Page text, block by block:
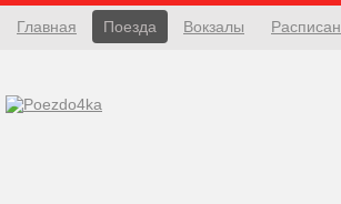
Главная Поезда Вокзалы